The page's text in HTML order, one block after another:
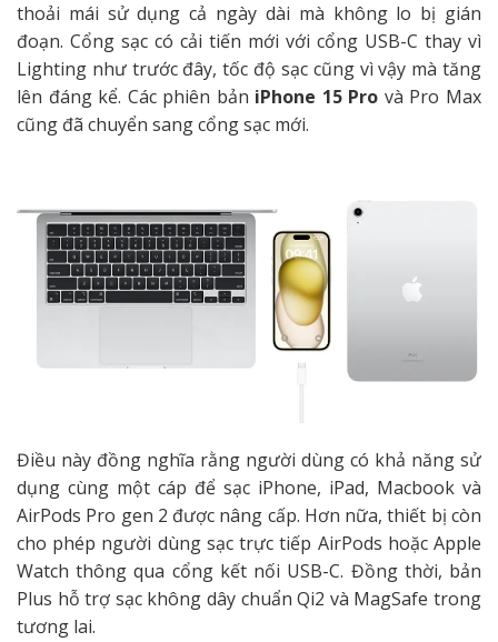
thoải mái sử dụng cả ngày dài mà không lo bị gián
đoạn. Cổng sạc có cải tiến mới với cổng USB-C thay vì
Lighting như trước đây, tốc độ sạc cũng vì vậy mà tăng
lên đáng kể. Các phiên bản iPhone 15 Pro và Pro Max
cũng đã chuyển sang cổng sạc mới.
Điều này đồng nghĩa rằng người dùng có khả năng sử
dụng cùng một cáp để sạc iPhone, iPad, Macbook và
AirPods Pro gen 2 được nâng cấp. Hơn nữa, thiết bị còn
cho phép người dùng sạc trực tiếp AirPods hoặc Apple
Watch thông qua cổng kết nối USB-C. Đồng thời, bản
Plus hỗ trợ sạc không dây chuẩn Qi2 và MagSafe trong
tương lai.